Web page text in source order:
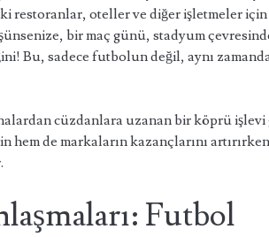
restoranlar, oteller ve diğer işletmeler
bir maç günü, stadyum
Bu, sadece futbolun değil, aynı
cüzdanlara uzanan bir köprü işlevi
de markaların kazançlarını
Futbol